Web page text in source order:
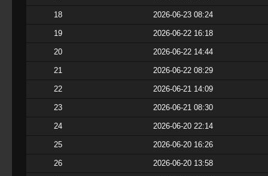
18 2026-06-23 08:24
19 2026-06-22 16:18
20 2026-06-22 14:44
21 2026-06-22 08:29
22 2026-06-21 14:09
23 2026-06-21 08:30
24 2026-06-20 22:14
25 2026-06-20 16:26
26 2026-06-20 13:58